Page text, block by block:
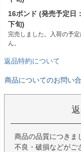
16ポンド (発売予定日
下旬)
完売しました。入荷の予
ん。
返品特約について
商品についてのお問い
商品の品質につきま
不良・破損などがご